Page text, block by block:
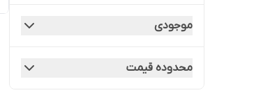
موجودی
محدوده قیمت